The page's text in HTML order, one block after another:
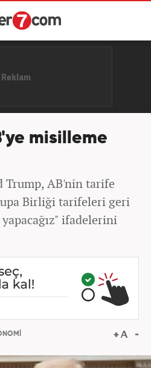
misilleme
Trump, AB'nin tarife
Birliği tarifeleri geri
ifadelerini